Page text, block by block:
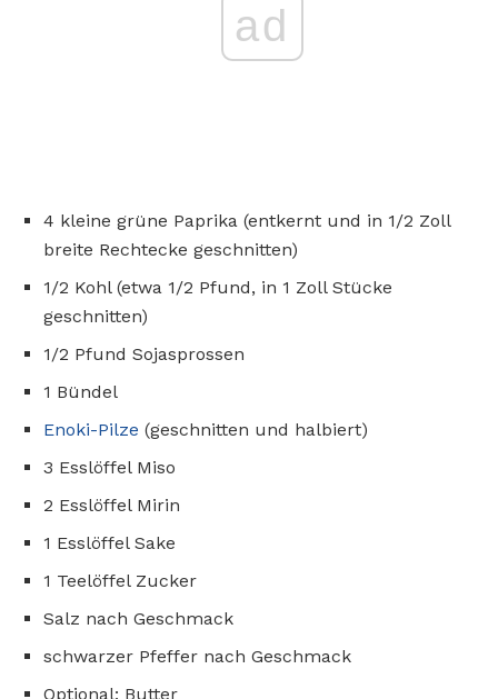
ad
4 kleine grüne Paprika (entkernt und in 1/2 Zoll
breite Rechtecke geschnitten)
1/2 Kohl (etwa 1/2 Pfund, in 1 Zoll Stücke
geschnitten)
1/2 Pfund Sojasprossen
1 Bündel
Enoki-Pilze (geschnitten und halbiert)
3 Esslöffel Miso
2 Esslöffel Mirin
1 Esslöffel Sake
1 Teelöffel Zucker
Salz nach Geschmack
schwarzer Pfeffer nach Geschmack
Optional: Butter